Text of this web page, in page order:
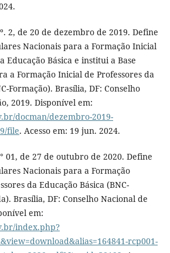
2, de 20 de dezembro de 2019. Define
Nacionais para a Formação Inicial
Educação Básica e institui a Base
a Formação Inicial de Professores da
Formação). Brasília, DF: Conselho
2019. Disponível em:
docman/dezembro-2019-
file. Acesso em: 19 jun. 2024.
01, de 27 de outubro de 2020. Define
Nacionais para a Formação
da Educação Básica (BNC-
Brasília, DF: Conselho Nacional de
em:
index.php?
rcp001-